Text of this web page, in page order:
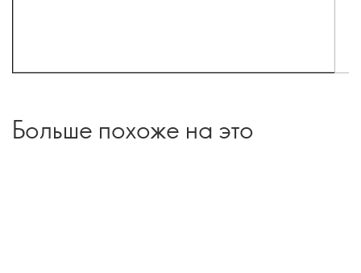
Больше похоже на это